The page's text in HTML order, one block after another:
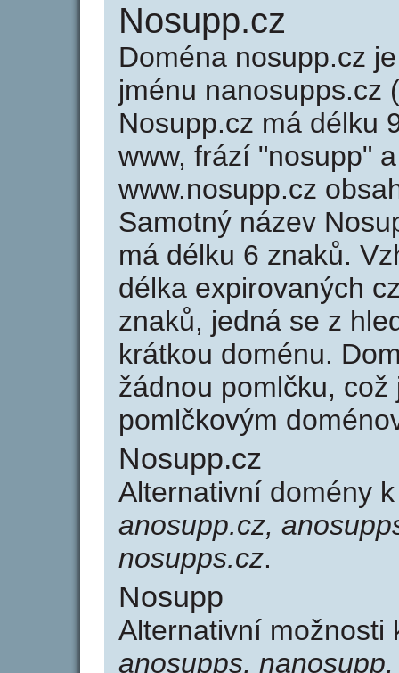
Nosupp.cz
Doména nosupp.cz
jménu nanosupps.cz
Nosupp.cz má délku
www, frází "nosupp"
www.nosupp.cz
Samotný název
má délku 6 znaků.
délka expirovaných
znaků, jedná se z
krátkou doménu.
žádnou pomlčku,
pomlčkovým
Nosupp.cz
Alternativní domény
anosupp.cz,
nosupps.cz.
Nosupp
Alternativní
anosupps,